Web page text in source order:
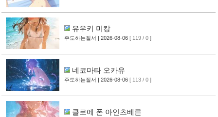
유우키 미캉
주도하는질서 | 2026-08-06 [ 119 / 0 ]
네코마타 오카유
주도하는질서 | 2026-08-06 [ 113 / 0 ]
클로에 폰 아인츠베른